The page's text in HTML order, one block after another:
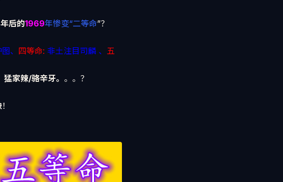
后的1969年惨变“二等命”？
、 四等命: 非土注目司麟 、 五
猛家辣/骆辛牙。 。。？
！